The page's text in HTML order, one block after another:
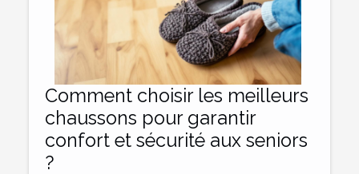
Comment choisir les meilleurs
chaussons pour garantir
confort et sécurité aux seniors
?